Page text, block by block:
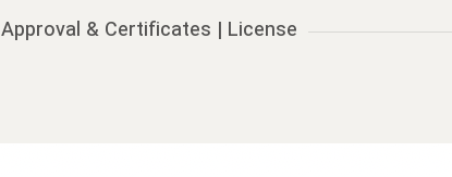
Approval & Certificates | License